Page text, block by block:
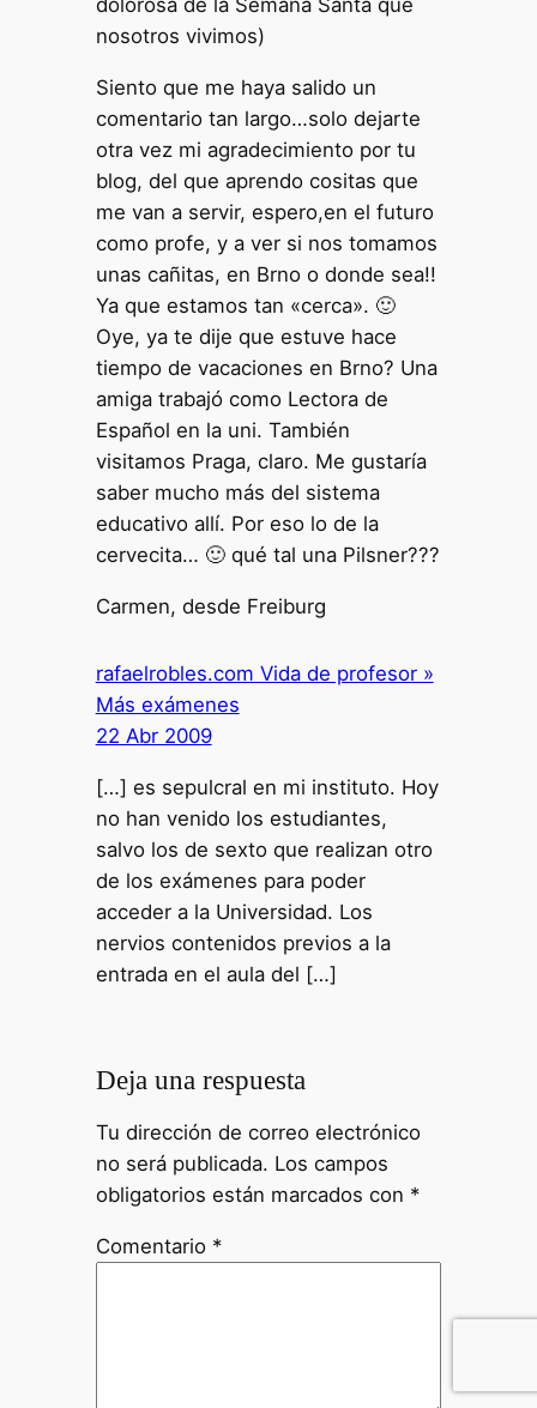
nosotros vivimos)
Siento que me haya salido un
comentario tan largo…solo dejarte
otra vez mi agradecimiento por tu
blog, del que aprendo cositas que
me van a servir, espero,en el futuro
como profe, y a ver si nos tomamos
unas cañitas, en Brno o donde sea!!
Ya que estamos tan «cerca». 🙂
Oye, ya te dije que estuve hace
tiempo de vacaciones en Brno? Una
amiga trabajó como Lectora de
Español en la uni. También
visitamos Praga, claro. Me gustaría
saber mucho más del sistema
educativo allí. Por eso lo de la
cervecita… 🙂 qué tal una Pilsner???
Carmen, desde Freiburg
rafaelrobles.com Vida de profesor »
Más exámenes
22 Abr 2009
[…] es sepulcral en mi instituto. Hoy
no han venido los estudiantes,
salvo los de sexto que realizan otro
de los exámenes para poder
acceder a la Universidad. Los
nervios contenidos previos a la
entrada en el aula del […]
Deja una respuesta
Tu dirección de correo electrónico
no será publicada. Los campos
obligatorios están marcados con *
Comentario *